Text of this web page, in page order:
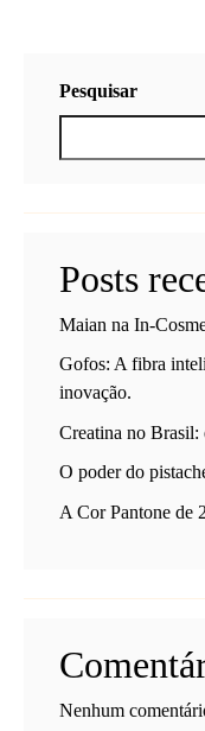
Pesquisar
Posts
Maian na In-
Gofos: A fibra
inovação.
Creatina no Brasil:
O poder do
A Cor Pantone de
Nenhum
Prometemos não